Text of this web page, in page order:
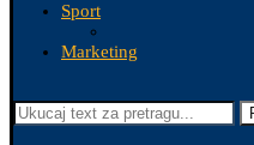
Sport
Marketing